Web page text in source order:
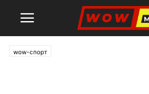
wow-спорт